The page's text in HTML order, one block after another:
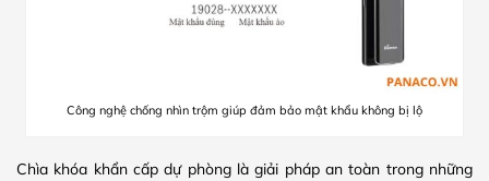
Công nghệ chống nhìn trộm giúp đảm bảo mật khẩu không bị lộ
Chìa khóa khẩn cấp dự phòng là giải pháp an toàn trong những